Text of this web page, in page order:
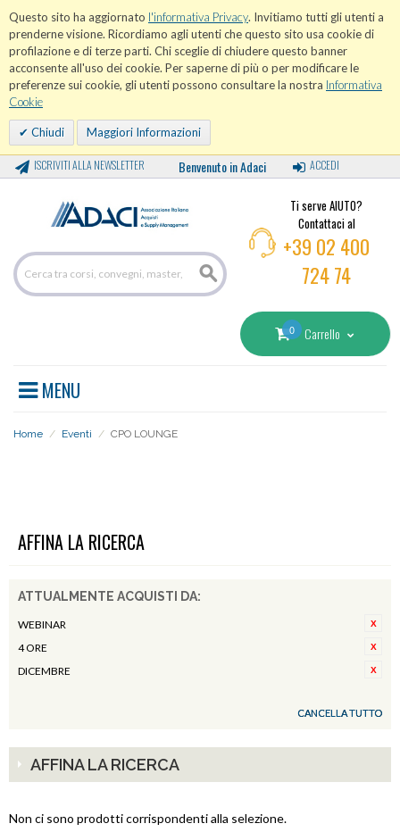
Questo sito ha aggiornato l'informativa Privacy. Invitiamo tutti gli utenti a
prenderne visione. Ricordiamo agli utenti che questo sito usa cookie di
profilazione e di terze parti. Chi sceglie di chiudere questo banner
acconsente all'uso dei cookie. Per saperne di più o per modificare le
preferenze sui cookie, gli utenti possono consultare la nostra Informativa
Cookie
Chiudi Maggiori Informazioni
ISCRIVITI ALLA NEWSLETTER Benvenuto in Adaci ACCEDI
Ti serve AIUTO?
Contattaci al
+39 02 400
724 74
0 Carrello
MENU
Home / Eventi / CPO LOUNGE
AFFINA LA RICERCA
ATTUALMENTE ACQUISTI DA:
WEBINAR
4 ORE
DICEMBRE
CANCELLA TUTTO
AFFINA LA RICERCA
Non ci sono prodotti corrispondenti alla selezione.